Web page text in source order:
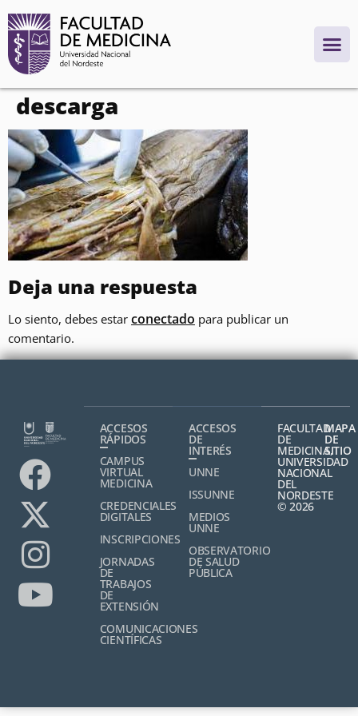
contenido
descarga
Deja una respuesta
Lo siento, debes estar conectado para publicar un
comentario.
ACCESOS
RÁPIDOS
CAMPUS
VIRTUAL
MEDICINA
CREDENCIALES
DIGITALES
INSCRIPCIONES
JORNADAS
DE
TRABAJOS
DE
EXTENSIÓN
COMUNICACIONES
CIENTÍFICAS
ACCESOS
DE
INTERÉS
UNNE
ISSUNNE
MEDIOS
UNNE
OBSERVATORIO
DE SALUD
PÚBLICA
FACULTAD
DE
MEDICINA,
UNIVERSIDAD
NACIONAL
DEL
NORDESTE
© 2026
MAPA
DE
SITIO